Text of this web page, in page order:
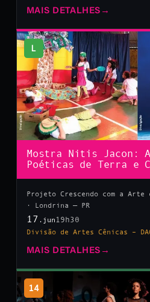
MAIS DETALHES →
L
Mostra Nitis Jacon:
Poéticas de Terra e
Projeto Crescendo com a Arte
· Londrina — PR
17 .jun 19h30
Divisão de Artes Cênicas –
MAIS DETALHES →
14